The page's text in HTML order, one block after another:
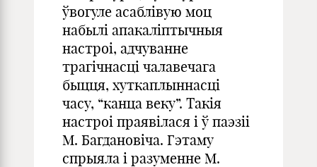
ўвогуле асаблівую моц
набылі апакаліптычныя
настроі, адчуванне
трагічнасці чалавечага
быцця, хуткаплыннасці
часу, “канца веку”. Такія
настроі праявілася і ў паэзіі
М. Багдановіча. Гэтаму
спрыяла і разуменне М.